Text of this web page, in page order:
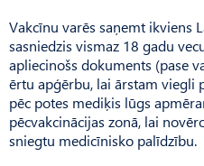
Vakcīnu varēs saņemt ikviens
sasniedzis vismaz 18 gadu
apliecinošs dokuments (pase
ērtu apģērbu, lai ārstam viegli
pēc potes mediķis lūgs
pēcvakcinācijas zonā, lai
sniegtu medicīnisko palīdzību.